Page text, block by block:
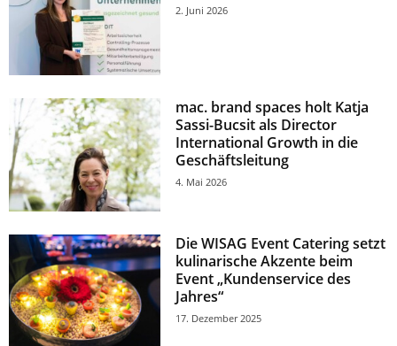
2. Juni 2026
mac. brand spaces holt Katja
Sassi-Bucsit als Director
International Growth in die
Geschäftsleitung
4. Mai 2026
Die WISAG Event Catering setzt
kulinarische Akzente beim
Event „Kundenservice des
Jahres“
17. Dezember 2025